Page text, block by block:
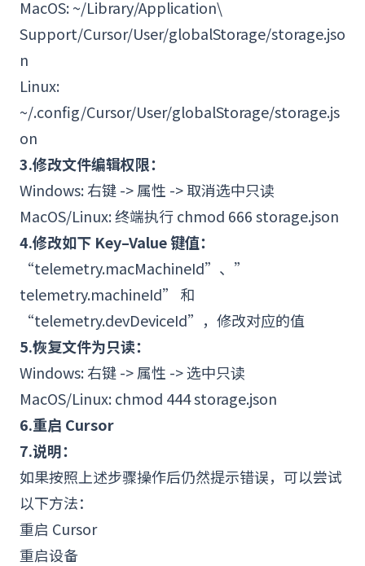
MacOS: ~/Library/Application\
Support/Cursor/User/globalStorage/storage.jso
n
Linux:
~/.config/Cursor/User/globalStorage/storage.js
on
3.修改文件编辑权限：
Windows: 右键 -> 属性 -> 取消选中只读
MacOS/Linux: 终端执行 chmod 666 storage.json
4.修改如下 Key–Value 键值：
“telemetry.macMachineId”、”
telemetry.machineId” 和
“telemetry.devDeviceId”，修改对应的值
5.恢复文件为只读：
Windows: 右键 -> 属性 -> 选中只读
MacOS/Linux: chmod 444 storage.json
6.重启 Cursor
7.说明：
如果按照上述步骤操作后仍然提示错误，可以尝试
以下方法：
重启 Cursor
重启设备